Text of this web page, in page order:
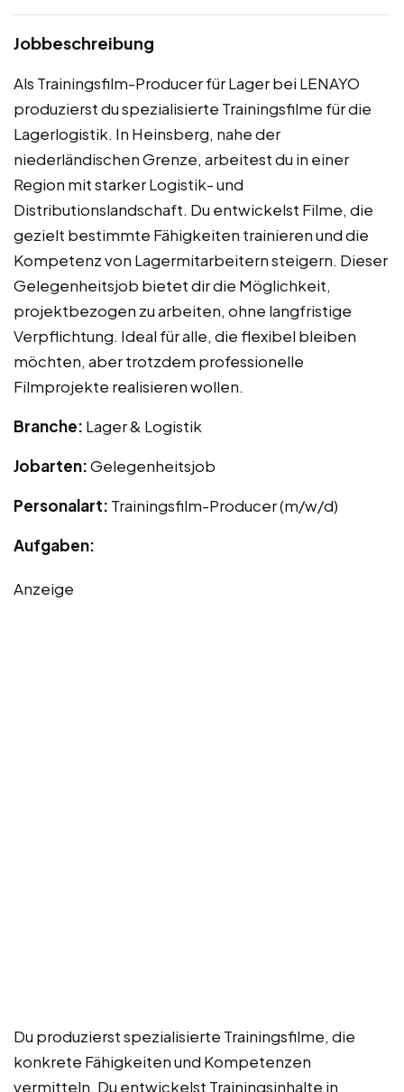
Jobbeschreibung
Als Trainingsfilm-Producer für Lager bei LENAYO
produzierst du spezialisierte Trainingsfilme für die
Lagerlogistik. In Heinsberg, nahe der
niederländischen Grenze, arbeitest du in einer
Region mit starker Logistik- und
Distributionslandschaft. Du entwickelst Filme, die
gezielt bestimmte Fähigkeiten trainieren und die
Kompetenz von Lagermitarbeitern steigern. Dieser
Gelegenheitsjob bietet dir die Möglichkeit,
projektbezogen zu arbeiten, ohne langfristige
Verpflichtung. Ideal für alle, die flexibel bleiben
möchten, aber trotzdem professionelle
Filmprojekte realisieren wollen.
Branche: Lager & Logistik
Jobarten:Gelegenheitsjob
Personalart: Trainingsfilm-Producer (m/w/d)
Aufgaben:
Anzeige
Du produzierst spezialisierte Trainingsfilme, die
konkrete Fähigkeiten und Kompetenzen
vermitteln. Du entwickelst Trainingsinhalte in